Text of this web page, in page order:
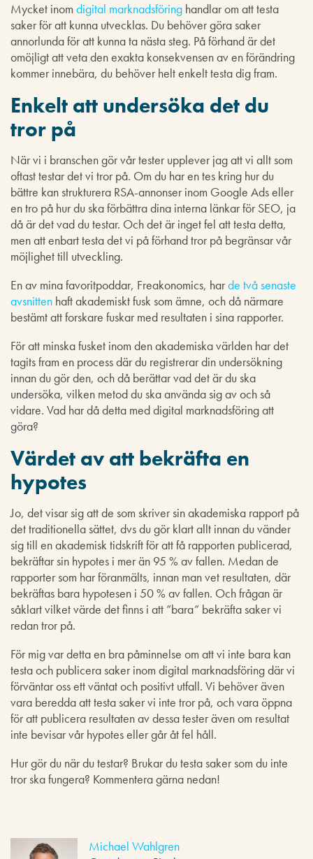
Mycket inom digital marknadsföring handlar om att testa
saker för att kunna utvecklas. Du behöver göra saker
annorlunda för att kunna ta nästa steg. På förhand är det
omöjligt att veta den exakta konsekvensen av en förändring
kommer innebära, du behöver helt enkelt testa dig fram.
Enkelt att undersöka det du
tror på
När vi i branschen gör vår tester upplever jag att vi allt som
oftast testar det vi tror på. Om du har en tes kring hur du
bättre kan strukturera RSA-annonser inom Google Ads eller
en tro på hur du ska förbättra dina interna länkar för SEO, ja
då är det vad du testar. Och det är inget fel att testa detta,
men att enbart testa det vi på förhand tror på begränsar vår
möjlighet till utveckling.
En av mina favoritpoddar, Freakonomics, harde två senaste
avsnitten haft akademiskt fusk som ämne, och då närmare
bestämt att forskare fuskar med resultaten i sina rapporter.
För att minska fusket inom den akademiska världen har det
tagits fram en process där du registrerar din undersökning
innan du gör den, och då berättar vad det är du ska
undersöka, vilken metod du ska använda sig av och så
vidare. Vad har då detta med digital marknadsföring att
göra?
Värdet av att bekräfta en
hypotes
Jo, det visar sig att de som skriver sin akademiska rapport på
det traditionella sättet, dvs du gör klart allt innan du vänder
sig till en akademisk tidskrift för att få rapporten publicerad,
bekräftar sin hypotes i mer än 95 % av fallen. Medan de
rapporter som har föranmälts, innan man vet resultaten, där
bekräftas bara hypotesen i 50 % av fallen. Och frågan är
såklart vilket värde det finns i att ”bara” bekräfta saker vi
redan tror på.
För mig var detta en bra påminnelse om att vi inte bara kan
testa och publicera saker inom digital marknadsföring där vi
förväntar oss ett väntat och positivt utfall. Vi behöver även
vara beredda att testa saker vi inte tror på, och vara öppna
för att publicera resultaten av dessa tester även om resultat
inte bevisar vår hypotes eller går åt fel håll.
Hur gör du när du testar? Brukar du testa saker som du inte
tror ska fungera? Kommentera gärna nedan!
Michael Wahlgren